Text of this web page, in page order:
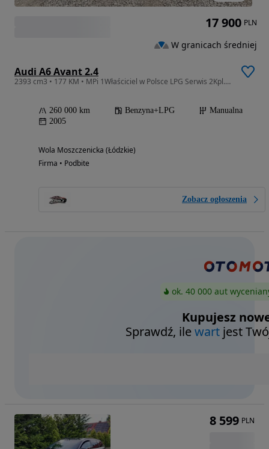
Audi A6 Avant 2.4
2393 cm3 • 177 KM • MPi 1Właściciel w Polsce LPG Serwis 2Kpl.Kół MożliweRATY
260 000 km Benzyna+LPG
Manualna
2005
Wola Moszczenicka (Łódzkie)
Firma • Podbite
Zobacz ogłoszenia
17 900 PLN
W granicach średniej
ok. 40 000 aut
Kupujesz
Sprawdź, ilewart jest
8 599 PLN